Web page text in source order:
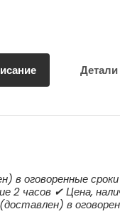
Детали
в оговоренные сроки
2 часов ✔ Цена,
в